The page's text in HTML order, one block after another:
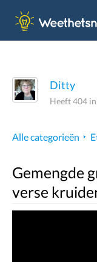
Ditty
Heeft 404
Alle categorieën
Gemengde
verse